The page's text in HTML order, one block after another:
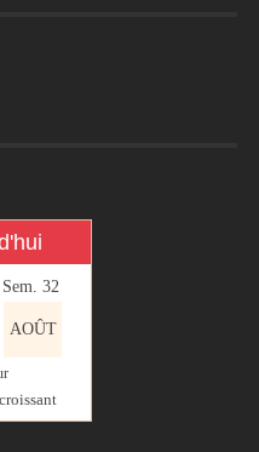
32
AOÛT